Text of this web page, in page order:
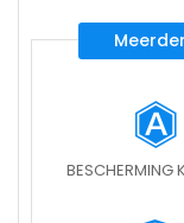
BESCHERMING